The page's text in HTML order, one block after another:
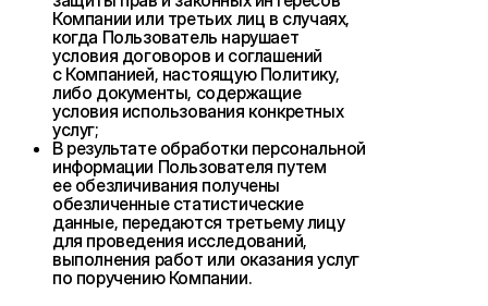
Компании или третьих лиц в случаях,
когда Пользователь нарушает
условия договоров и соглашений
с Компанией, настоящую Политику,
либо документы, содержащие
условия использования конкретных
услуг;
В результате обработки персональной
информации Пользователя путем
ее обезличивания получены
обезличенные статистические
данные, передаются третьему лицу
для проведения исследований,
выполнения работ или оказания услуг
по поручению Компании.